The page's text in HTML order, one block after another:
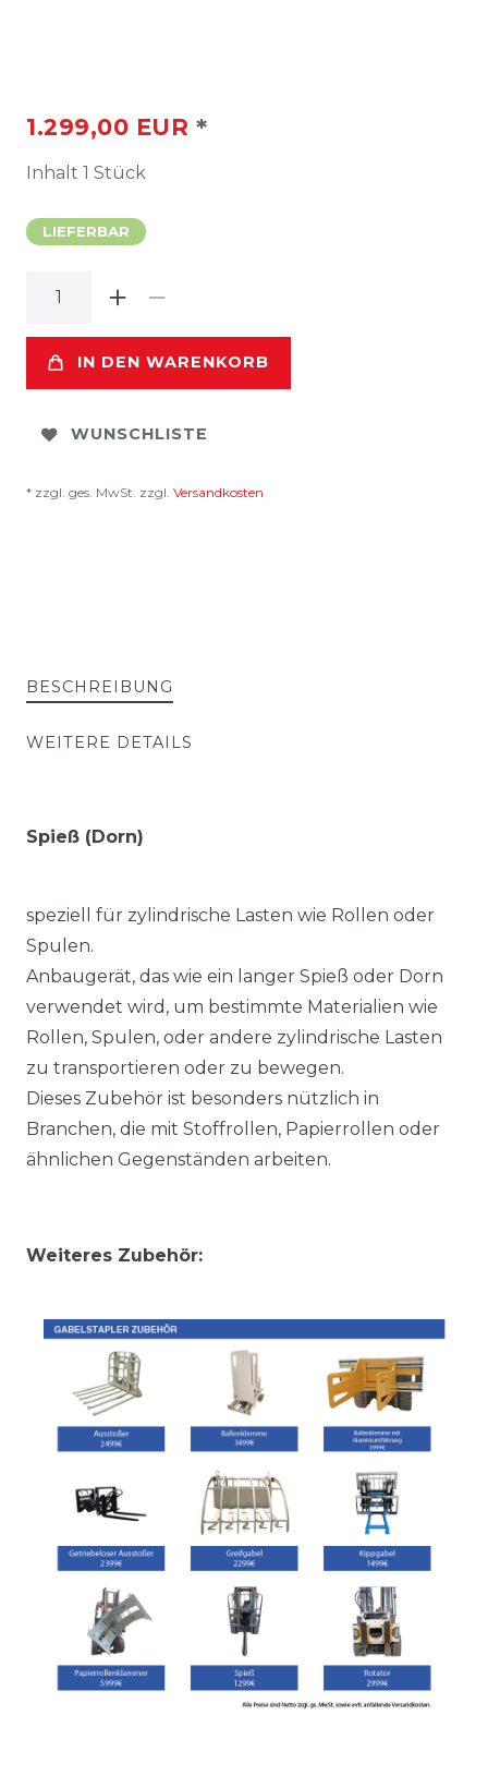
1.299,00 EUR *
Inhalt 1 Stück
LIEFERBAR
IN DEN WARENKORB
WUNSCHLISTE
* zzgl. ges. MwSt. zzgl. Versandkosten
BESCHREIBUNG
WEITERE DETAILS
Spieß (Dorn)
speziell für zylindrische Lasten wie Rollen oder
Spulen.
Anbaugerät, das wie ein langer Spieß oder Dorn
verwendet wird, um bestimmte Materialien wie
Rollen, Spulen, oder andere zylindrische Lasten
zu transportieren oder zu bewegen.
Dieses Zubehör ist besonders nützlich in
Branchen, die mit Stoffrollen, Papierrollen oder
ähnlichen Gegenständen arbeiten.
Weiteres Zubehör: